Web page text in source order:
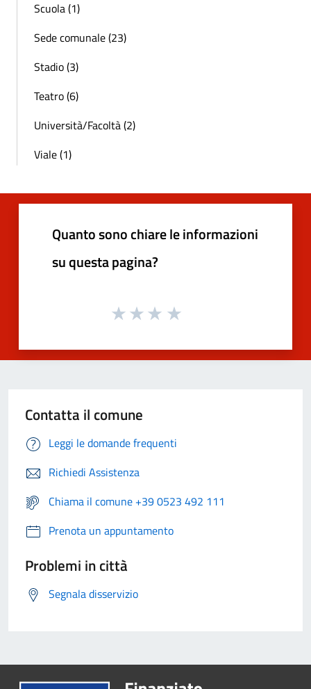
Scuola (1)
Sede comunale (23)
Stadio (3)
Teatro (6)
Università/Facoltà (2)
Viale (1)
Quanto sono chiare le informazioni
su questa pagina?
Contatta il comune
Leggi le domande frequenti
Richiedi Assistenza
Chiama il comune +39 0523 492 111
Prenota un appuntamento
Problemi in città
Segnala disservizio